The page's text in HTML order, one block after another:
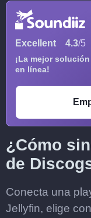
Excellent 4.3/5
¡La mejor
en línea!
¿Cómo
de
Conecta una
Jellyfin, elige